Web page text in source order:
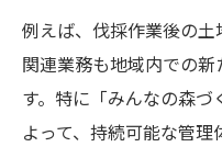
伐採作業の効
例えば、伐採作業後の
関連業務も地域内での
す。特に「みんなの森
よって、持続可能な管